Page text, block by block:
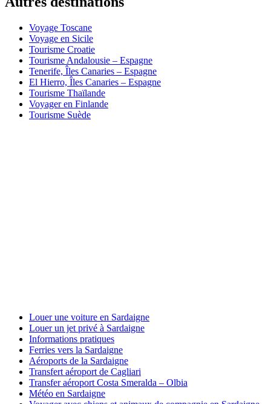
Voyage Toscane
Voyage en Sicile
Tourisme Croatie
Tourisme Andalousie – Espagne
Tenerife, Îles Canaries – Espagne
El Hierro, Îles Canaries – Espagne
Tourisme Thaïlande
Voyager en Finlande
Tourisme Suède
Louer une voiture en Sardaigne
Louer un jet privé à Sardaigne
Informations pratiques
Ferries vers la Sardaigne
Aéroports de la Sardaigne
Transfert aéroport de Cagliari
Transfer aéroport Costa Smeralda – Olbia
Météo en Sardaigne